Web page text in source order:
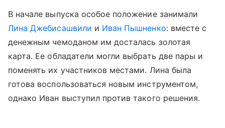
В начале выпуска особое положение занимали
Лина Джебисашвили и Иван Пышненко: вместе с
денежным чемоданом им досталась золотая
карта. Ее обладатели могли выбрать две пары и
поменять их участников местами. Лина была
готова воспользоваться новым инструментом,
однако Иван выступил против такого решения.